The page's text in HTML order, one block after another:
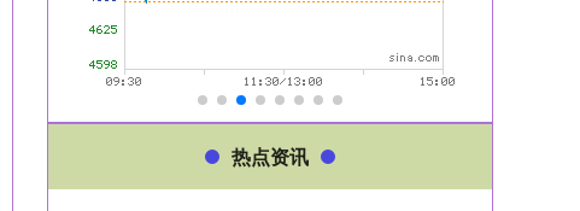
热点资讯